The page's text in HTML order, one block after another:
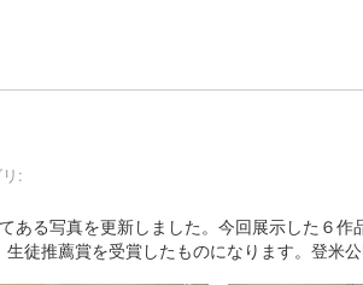
:
ある写真を更新しました。今回展示した６
徒推薦賞を受賞したものになります。登米